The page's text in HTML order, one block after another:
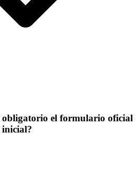
obligatorio el formulario oficial